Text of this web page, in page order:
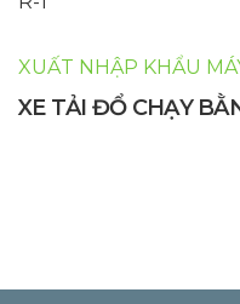
XUẤT NHẬP KHẨU
XE TẢI ĐỔ CHẠY